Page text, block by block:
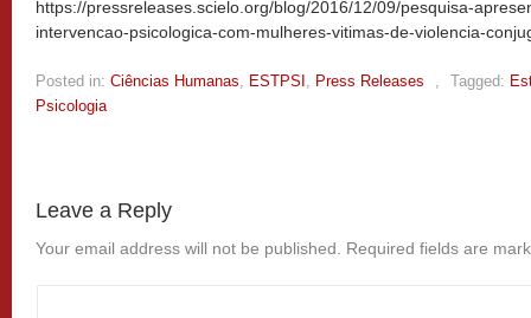
https://pressreleases.scielo.org/blog/2016/12/09/pesquisa-
intervencao-psicologica-com-mulheres-vitimas-de-violencia-
Posted in: Ciências Humanas, ESTPSI , Press Releases , Tagged:
Psicologia
Leave a Reply
Your email address will not be published. Required fields are